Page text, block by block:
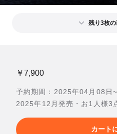
残り3枚
￥7,900
予約期間：2025年04月08日
2025年12月発売・お1人様3
カート